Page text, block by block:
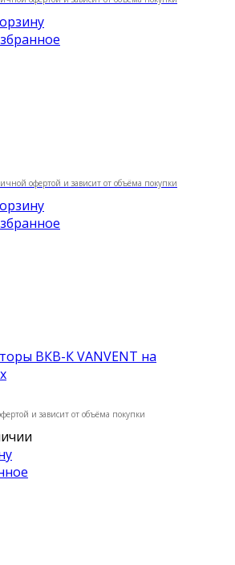
офертой и зависит от объёма покупки
ВКВ-К VANVENT на
и зависит от объёма покупки